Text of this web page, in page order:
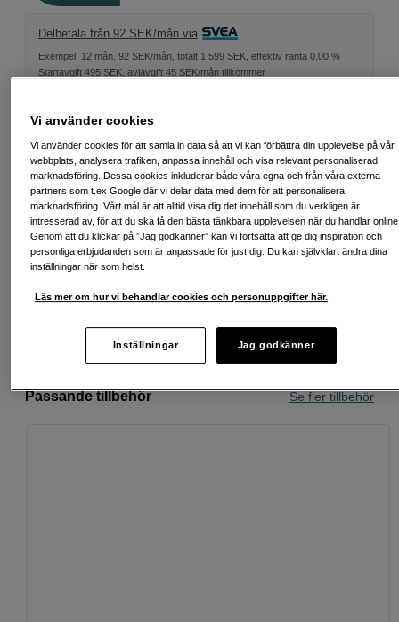
Delbetala från 92 SEK/mån via
Exempel: 12 mån, 92 SEK/mån, totalt 1 599 SEK, effektiv ränta 0,00 %
Startavgift 495 SEK, aviavgift 45 SEK/mån tillkommer
riskerar du en betalningsanmärkning. Det kan leda till svårigheter att få hyra
och skuldrådgivningen i din kommun. Kontaktuppgifter finns på
konsumentverket.se (öppnas i ny flik)
Fri frakt vid köp över 1 500 kronor
Passande tillbehör Se fler tillbehör
Vi använder cookies
Vi använder cookies för att samla in data så att vi kan förbättra din upplevelse på vår
webbplats, analysera trafiken, anpassa innehåll och visa relevant personaliserad
marknadsföring. Dessa cookies inkluderar både våra egna och från våra externa
partners som t.ex Google där vi delar data med dem för att personalisera
marknadsföring. Vårt mål är att alltid visa dig det innehåll som du verkligen är
intresserad av, för att du ska få den bästa tänkbara upplevelsen när du handlar
Genom att du klickar på ”Jag godkänner” kan vi fortsätta att ge dig inspiration och
personliga erbjudanden som är anpassade för just dig. Du kan självklart ändra dina
inställningar när som helst.
Läs mer om hur vi behandlar cookies och personuppgifter här.
Inställningar Jag godkänner